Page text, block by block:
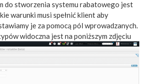
do stworzenia systemu rabatowego jest
warunki musi spełnić klient aby
je za pomocą pól wprowadzanych.
widoczna jest na poniższym zdjęciu